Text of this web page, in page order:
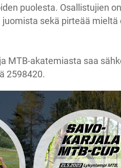
puolesta. Osallistujien
juomista sekä pirteää
MTB-akatemiasta saa
2598420.